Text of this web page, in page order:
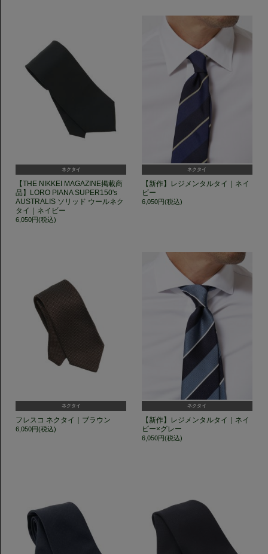
ネクタイ
【THE NIKKEI MAGAZINE掲載商
品】LORO PIANA SUPER150's
AUSTRALIS ソリッド ウールネク
タイ｜ネイビー
6,050円(税込)
ネクタイ
【新作】レジメンタルタイ｜ネイ
ビー
6,050円(税込)
ネクタイ
フレスコ ネクタイ｜ブラウン
6,050円(税込)
ネクタイ
【新作】レジメンタルタイ｜ネイ
ビー×グレー
6,050円(税込)